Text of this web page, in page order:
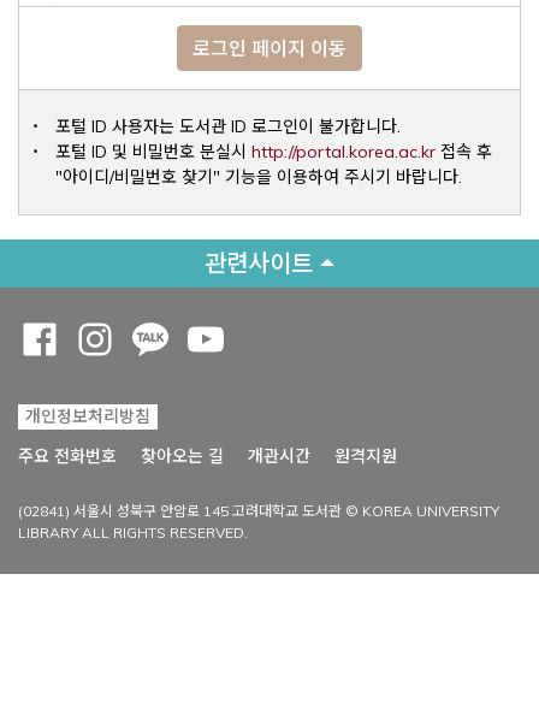
로그인 페이지 이동
포털 ID 사용자는 도서관 ID 로그인이 불가합니다.
포털 ID 및 비밀번호 분실시 http://portal.korea.ac.krOpens a
접속 후
"아이디/비밀번호 찾기" 기능을 이용하여 주시기 바랍니다.
관련사이트
개인정보처리방침
주요 전화번호
찾아오는 길 개관시간 원격지원
(02841) 서울시 성북구 안암로 145 고려대학교 도서관 © KOREA UNIVERSITY
LIBRARY ALL RIGHTS RESERVED.
Opens a new window
Opens a new window
Opens a new window